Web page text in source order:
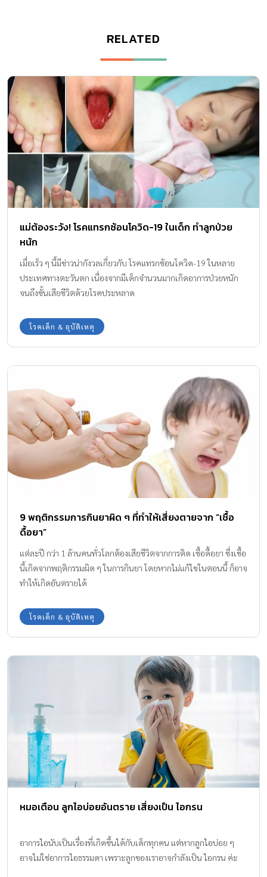
RELATED
แม่ต้องระวัง! โรคแทรกซ้อนโควิด-19 ในเด็ก ทำลูกป่วย
หนัก
เมื่อเร็ว ๆ นี้มีข่าวน่ากังวลเกี่ยวกับ โรคแทรกซ้อนโควิด-19 ในหลาย
ประเทศทางตะวันตก เนื่องจากมีเด็กจำนวนมากเกิดอาการป่วยหนัก
จนถึงขั้นเสียชีวิตด้วยโรคประหลาด
โรคเด็ก & อุบัติเหตุ
9 พฤติกรรมการกินยาผิด ๆ ที่ทำให้เสี่ยงตายจาก “เชื้อ
ดื้อยา”
แต่ละปี กว่า 1 ล้านคนทั่วโลกต้องเสียชีวิตจากการติด เชื้อดื้อยา ซึ่งเชื้อ
นี้เกิดจากพฤติกรรมผิด ๆ ในการกินยา โดยหากไม่แก้ไขในตอนนี้ ก็อาจ
ทำให้เกิดอันตรายได้
โรคเด็ก & อุบัติเหตุ
หมอเตือน ลูกไอบ่อยอันตราย เสี่ยงเป็น ไอกรน
อาการไอนับเป็นเรื่องที่เกิดขึ้นได้กับเด็กทุกคน แต่หากลูกไอบ่อย ๆ
อาจไม่ใช่อาการไอธรรมดา เพราะลูกของเราอาจกำลังเป็น ไอกรน ค่ะ